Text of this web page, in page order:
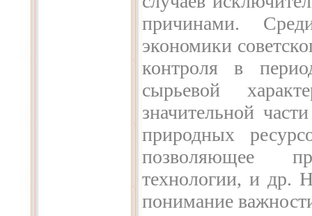
причинами.
экономики
контроля в
сырьевой
значительной
природных
позволяющее
технологии, и др.
понимание